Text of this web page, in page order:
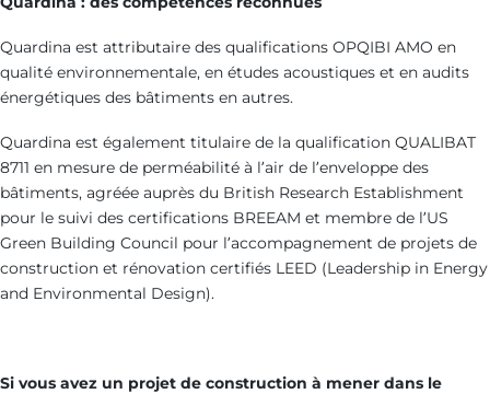
Quardina est attributaire des qualifications OPQIBI AMO en
qualité environnementale, en études acoustiques et en audits
énergétiques des bâtiments en autres.
Quardina est également titulaire de la qualification QUALIBAT
8711 en mesure de perméabilité à l’air de l’enveloppe des
bâtiments, agréée auprès du British Research Establishment
pour le suivi des certifications BREEAM et membre de l’US
Green Building Council pour l’accompagnement de projets de
construction et rénovation certifiés LEED (Leadership in Energy
and Environmental Design).
Si vous avez un projet de construction à mener dans le